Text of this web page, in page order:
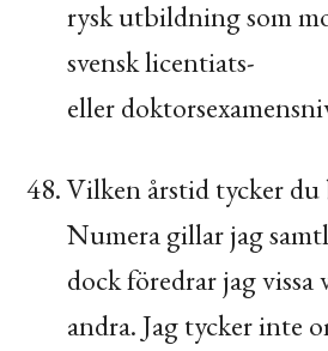
rysk utbildning som
svensk licentiats-
eller
Vilken årstid tycker du
Numera gillar jag
dock föredrar jag vissa
andra. Jag tycker inte